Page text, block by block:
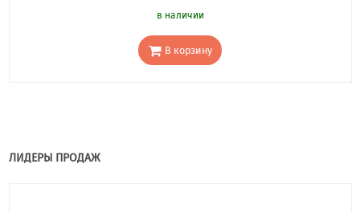
в наличии
В корзину
ЛИДЕРЫ ПРОДАЖ